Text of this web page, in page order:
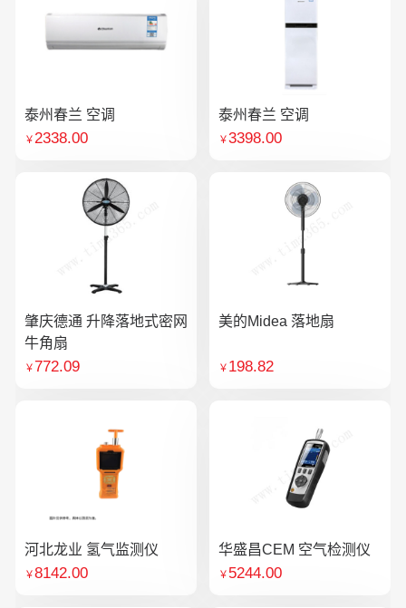
泰州春兰 空调
￥2338.00
泰州春兰 空调
￥3398.00
肇庆德通 升降落地式密网
牛角扇
￥772.09
美的Midea 落地扇
￥ 198.82
河北龙业 氢气监测仪
￥8142.00
华盛昌CEM 空气检测仪
￥ 5244.00